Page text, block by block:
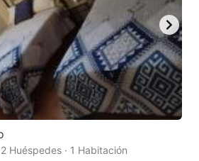
Huéspedes · 1 Habitación